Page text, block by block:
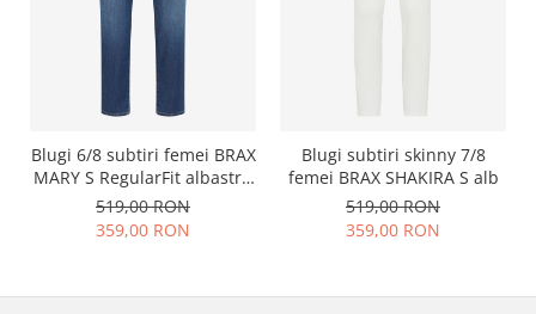
Blugi 6/8 subtiri femei BRAX
MARY S RegularFit albastru
inchis
519,00 RON
359,00 RON
Blugi subtiri skinny 7/8
femei BRAX SHAKIRA S alb
519,00 RON
359,00 RON